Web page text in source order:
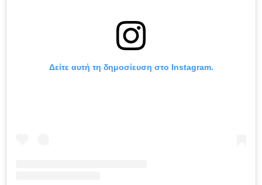
Δείτε αυτή τη δημοσίευση στο Instagram.